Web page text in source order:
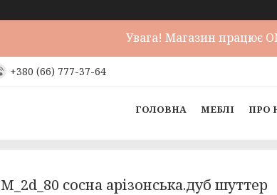
Увага! Магазин працює
+380 (66) 777-37-64
ГОЛОВНА МЕБЛІ ПРО
сосна арізонська.дуб шуттер